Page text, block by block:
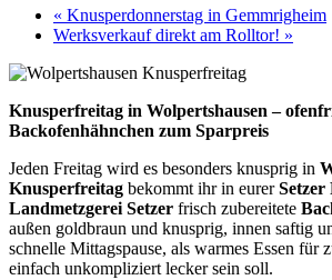
« Knusperdonnerstag in Gemmrigheim
Werksverkauf direkt am Rolltor! »
Knusperfreitag in Wolpertshausen –
Backofenhähnchen zum Sparpreis
Jeden Freitag wird es besonders knusprig in
Knusperfreitag bekommt ihr in eurerSetzer
Landmetzgerei Setzer frisch zubereitete
außen goldbraun und knusprig, innen saftig
schnelle Mittagspause, als warmes Essen für
einfach unkompliziert lecker sein soll.